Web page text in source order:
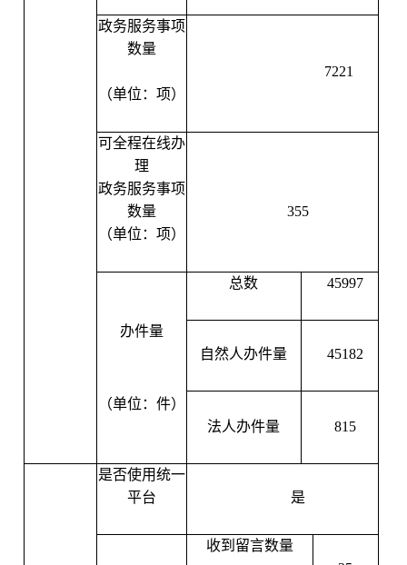
政务服务事项
数量
7221
（单位：项）
可全程在线办
理
政务服务事项
数量
355
（单位：项）
总数 45997
办件量
自然人办件量
45182
（单位：件）
法人办件量
815
是否使用统一
平台
是
收到留言数量